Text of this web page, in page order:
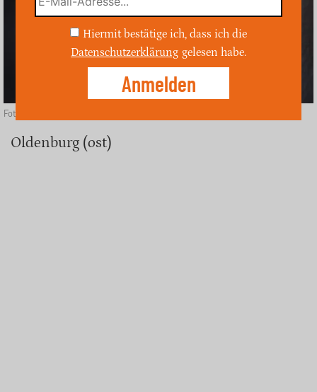
Foto: Depositphotos
Oldenburg (ost)
Hiermit bestätige ich, dass ich die
Datenschutzerklärung gelesen habe.